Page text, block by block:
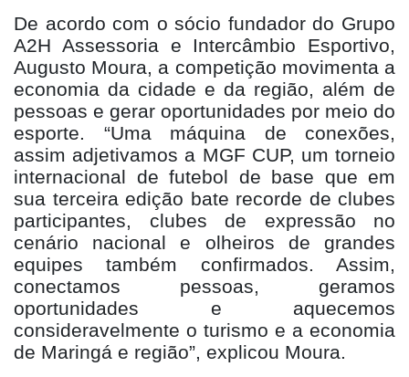
De acordo com o sócio fundador do Grupo
A2H Assessoria e Intercâmbio Esportivo,
Augusto Moura, a competição movimenta a
economia da cidade e da região, além de
pessoas e gerar oportunidades por meio do
esporte. “Uma máquina de conexões,
assim adjetivamos a MGF CUP, um torneio
internacional de futebol de base que em
sua terceira edição bate recorde de clubes
participantes, clubes de expressão no
cenário nacional e olheiros de grandes
equipes também confirmados. Assim,
conectamos pessoas, geramos
oportunidades e aquecemos
consideravelmente o turismo e a economia
de Maringá e região”, explicou Moura.